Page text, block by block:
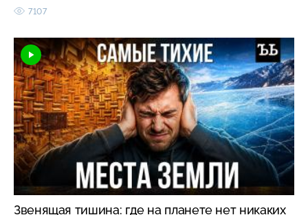
7107
Звенящая тишина: где на планете нет никаких